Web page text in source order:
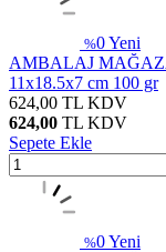
%0Yeni
AMBALAJ
11x18.5x7 cm 100 gr
624,00 TL KDV
624,00 TL KDV
Sepete Ekle
%0Yeni